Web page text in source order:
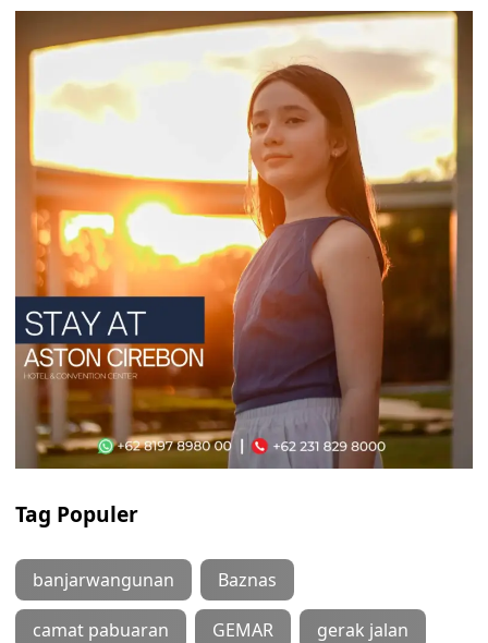
Tag Populer
banjarwangunan Baznas
camat pabuaran GEMAR gerak jalan